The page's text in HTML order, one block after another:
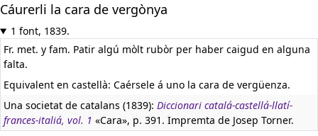
Cáurerli la cara de vergònya
1 font, 1839.
Fr. met. y fam. Patir algú mòlt rubòr per haber caigud en alguna
falta.
Equivalent en castellà: Caérsele á uno la cara de vergüenza.
Una societat de catalans (1839): Diccionari catalá-castellá-llatí-
frances-italiá, vol. 1 «Cara», p. 391. Impremta de Josep Torner.